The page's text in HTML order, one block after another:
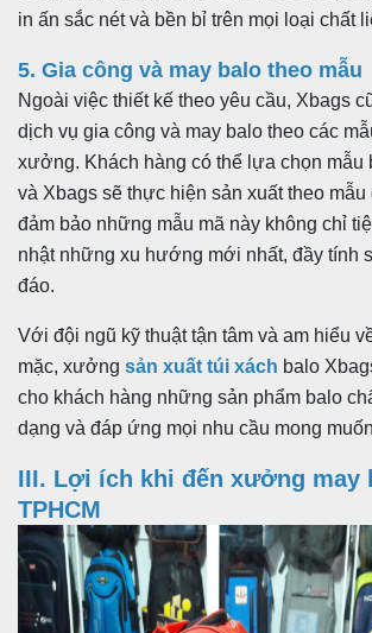
in ấn sắc nét và bền bỉ trên mọi loại chất
5. Gia công và may balo theo mẫu
Ngoài việc thiết kế theo yêu cầu, Xbags
dịch vụ gia công và may balo theo các
xưởng. Khách hàng có thể lựa chọn mẫu
và Xbags sẽ thực hiện sản xuất theo mẫu
đảm bảo những mẫu mã này không chỉ
nhật những xu hướng mới nhất, đầy tính
đáo.
Với đội ngũ kỹ thuật tận tâm và am hiểu
mặc, xưởng sản xuất túi xách balo
cho khách hàng những sản phẩm balo
dạng và đáp ứng mọi nhu cầu mong
III. Lợi ích khi đến xưởng may
TPHCM